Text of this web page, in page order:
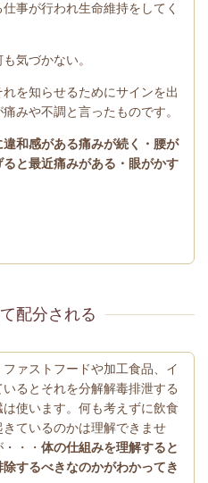
事が行われ生命維持をしてく
気づかない。
を知らせるためにサインを出
みや不調と言ったものです。
和感がある痛みが続く・腰が
と最近痛みがある・眼がかす
配分される
ァストフードや加工食品、イ
るとそれを分解解毒排泄する
使います。何も考えずに飲食
ているのかは理解できませ
・・ 体の仕組みを理解すると
するべきなのかがわかってき